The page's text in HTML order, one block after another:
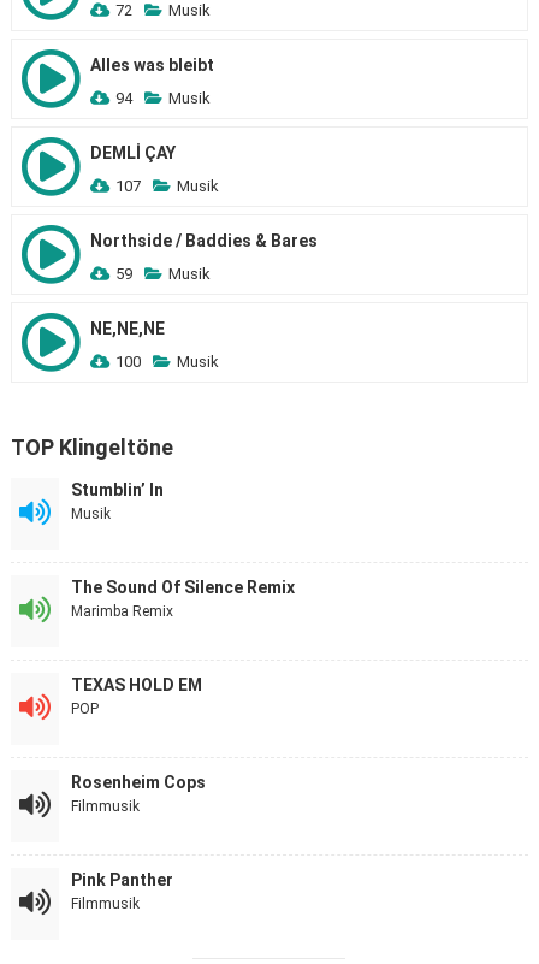
72 Musik
Alles was bleibt
94 Musik
DEMLİ ÇAY
107 Musik
Northside / Baddies & Bares
59 Musik
NE,NE,NE
100 Musik
TOP Klingeltöne
Stumblin’ In
Musik
The Sound Of Silence Remix
Marimba Remix
TEXAS HOLD EM
POP
Rosenheim Cops
Filmmusik
Pink Panther
Filmmusik